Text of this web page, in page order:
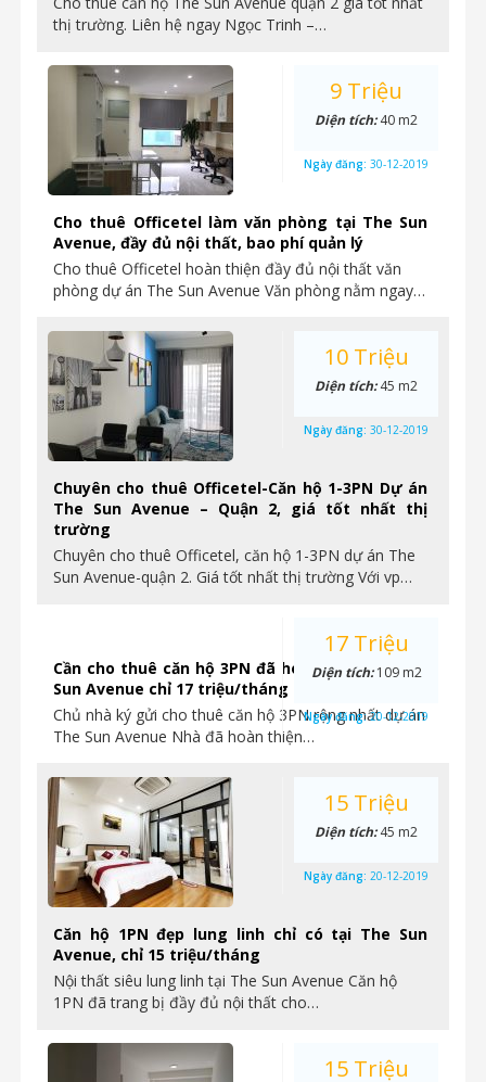
thị trường. Liên hệ ngay Ngọc Trinh –…
Cho thuê Officetel làm văn phòng tại The Sun
Avenue, đầy đủ nội thất, bao phí quản lý
Cho thuê Officetel hoàn thiện đầy đủ nội thất văn
phòng dự án The Sun Avenue Văn phòng nằm ngay…
9 Triệu
Diện tích:40 m2
Ngày đăng: 30-12-2019
Chuyên cho thuê Officetel-Căn hộ 1-3PN Dự án
The Sun Avenue – Quận 2, giá tốt nhất thị
trường
Chuyên cho thuê Officetel, căn hộ 1-3PN dự án The
Sun Avenue-quận 2. Giá tốt nhất thị trường Với vp…
10 Triệu
Diện tích:45 m2
Ngày đăng: 30-12-2019
Cần cho thuê căn hộ 3PN đã hoàn thiện tại The
Sun Avenue chỉ 17 triệu/tháng
Chủ nhà ký gửi cho thuê căn hộ 3PN rộng nhất dự án
The Sun Avenue Nhà đã hoàn thiện…
17 Triệu
Diện tích:109 m2
Ngày đăng:20-12-2019
Căn hộ 1PN đẹp lung linh chỉ có tại The Sun
Avenue, chỉ 15 triệu/tháng
Nội thất siêu lung linh tại The Sun Avenue Căn hộ
1PN đã trang bị đầy đủ nội thất cho…
15 Triệu
Diện tích:45 m2
Ngày đăng: 20-12-2019
15 Triệu